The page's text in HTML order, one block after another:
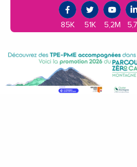
85K 51K 5,2M